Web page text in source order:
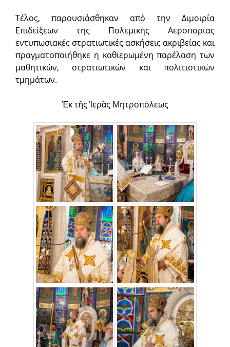
Τέλος, παρουσιάσθηκαν από την Διμοιρία
Επιδείξεων της Πολεμικής Αεροπορίας
εντυπωσιακές στρατιωτικές ασκήσεις ακριβείας και
πραγματοποιήθηκε η καθιερωμένη παρέλαση των
μαθητικών, στρατιωτικών και πολιτιστικών
τμημάτων.
Ἐκ τῆς Ἱερᾶς Μητροπόλεως